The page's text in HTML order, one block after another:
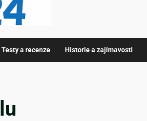
Testy a recenze Historie a zajímavosti